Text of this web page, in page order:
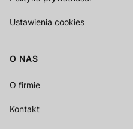
Ustawienia cookies
O NAS
O firmie
Kontakt